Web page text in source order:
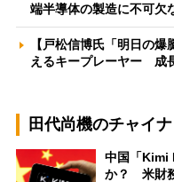
端半導体の製造に不可欠
【戸松信博氏「明日の
えるキープレーヤー 成
田代尚機のチャイ
中国「Kimi
か？ 米財